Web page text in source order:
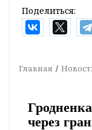
Поделиться:
Главная
через